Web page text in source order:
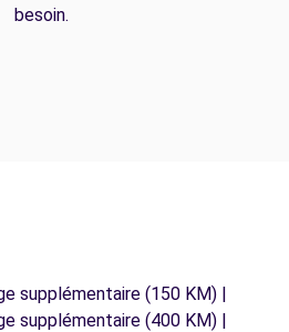
besoin.
supplémentaire (150 KM) |
supplémentaire (400 KM) |